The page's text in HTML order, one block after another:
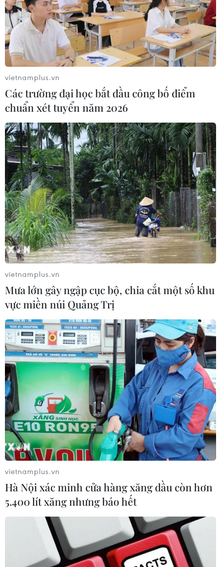
nhất Đông Nam Á - có triển vọng trở thành trung tâm
trong lĩnh vực công nghệ tài chính (Fintech) tại khu vực. ​
Người tiêu dùng nên cân nhắc khả năng
tài chính khi vay trực tuyến
12/12/2018 06:53
Cục Cạnh tranh và Bảo vệ người tiêu dùng đưa ra
khuyến cáo người tiêu dùng cần thận trọng khi thực hiện
các giao dịch vay tiền trực tuyến.
vietnamplus.vn
Các trường đại học bắt đầu công bố điểm
chuẩn xét tuyển năm 2026
vietnamplus.vn
Mưa lớn gây ngập cục bộ, chia cắt một số khu
vực miền núi Quảng Trị
vietnamplus.vn
Hà Nội xác minh cửa hàng xăng dầu còn hơn
5.400 lít xăng nhưng báo hết